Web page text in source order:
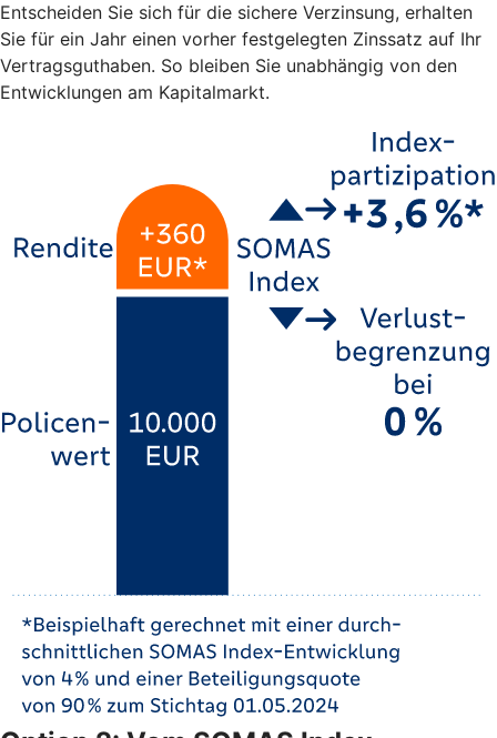
Entscheiden Sie sich für die sichere Verzinsung, erhalten
Sie für ein Jahr einen vorher festgelegten Zinssatz auf Ihr
Vertragsguthaben. So bleiben Sie unabhängig von den
Entwicklungen am Kapitalmarkt.